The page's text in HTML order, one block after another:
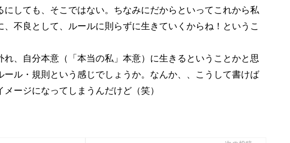
にしても、そこではない。ちなみにだからといってこれから私
、不良として、ルールに則らずに生きていくからね！というこ
れ、自分本意（「本当の私」本意）に生きるということかと思
ール・規則という感じでしょうか。なんか、、こうして書けば
ージになってしまうんだけど（笑）